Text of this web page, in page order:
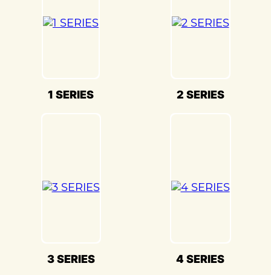
3 серии) на дороге.
Наши опытные специалисты по окраске
Кузовной ремонт BMW 3 SERIES(БМВ 3
серии) в «Детейлингофъ» – это гарантия
Мы гордимся своей способностью
воссоздавать совершенство BMW 3
1 SERIES 2 SERIES
3 SERIES 4 SERIES